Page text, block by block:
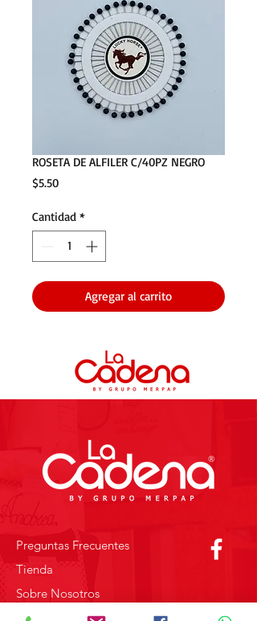
ROSETA DE ALFILER C/40PZ NEGRO
$5.50Precio
Cantidad *
Agregar al carrito
Preguntas Frecuentes
Tienda
Sobre Nosotros
Contacto